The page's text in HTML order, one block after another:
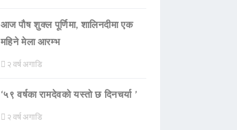
आज पौष शुक्ल पूर्णिमा, शालिनदीमा एक
महिने मेला आरम्भ
२ वर्ष अगाडि
‘५९ वर्षका रामदेवकाे यस्ताे छ दिनचर्या ’
२ वर्ष अगाडि